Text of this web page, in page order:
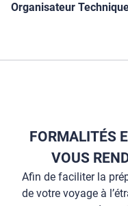
Organisateur
FORMALITÉS
VOUS
Afin de faciliter la
de votre voyage à